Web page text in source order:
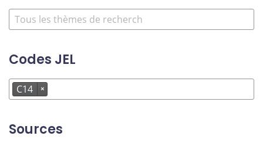
Codes JEL
C14 ×
Sources